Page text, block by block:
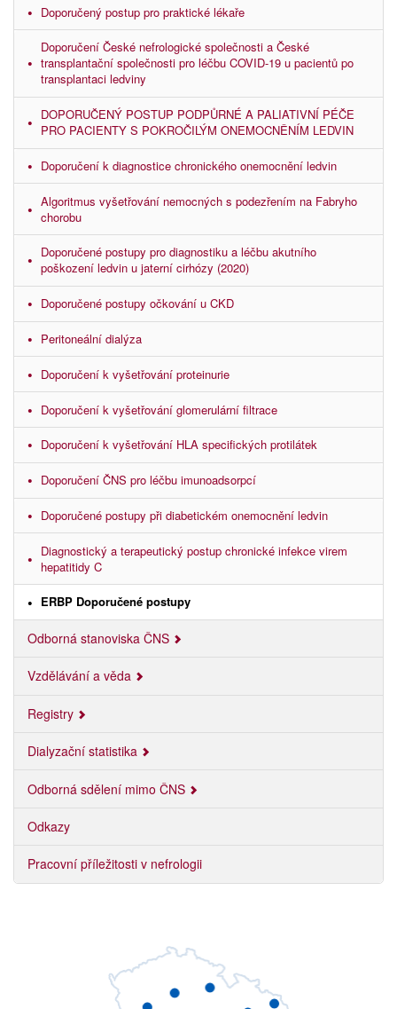
Doporučený postup pro praktické lékaře
Doporučení České nefrologické společnosti a České
transplantační společnosti pro léčbu COVID-19 u pacientů po
transplantaci ledviny
DOPORUČENÝ POSTUP PODPŮRNÉ A PALIATIVNÍ PÉČE
PRO PACIENTY S POKROČILÝM ONEMOCNĚNÍM LEDVIN
Doporučení k diagnostice chronického onemocnění ledvin
Algoritmus vyšetřování nemocných s podezřením na Fabryho
chorobu
Doporučené postupy pro diagnostiku a léčbu akutního
poškození ledvin u jaterní cirhózy (2020)
Doporučené postupy očkování u CKD
Peritoneální dialýza
Doporučení k vyšetřování proteinurie
Doporučení k vyšetřování glomerulární filtrace
Doporučení k vyšetřování HLA specifických protilátek
Doporučení ČNS pro léčbu imunoadsorpcí
Doporučené postupy při diabetickém onemocnění ledvin
Diagnostický a terapeutický postup chronické infekce virem
hepatitidy C
ERBP Doporučené postupy
Odborná stanoviska ČNS
Vzdělávání a věda
Registry
Dialyzační statistika
Odborná sdělení mimo ČNS
Odkazy
Pracovní příležitosti v nefrologii